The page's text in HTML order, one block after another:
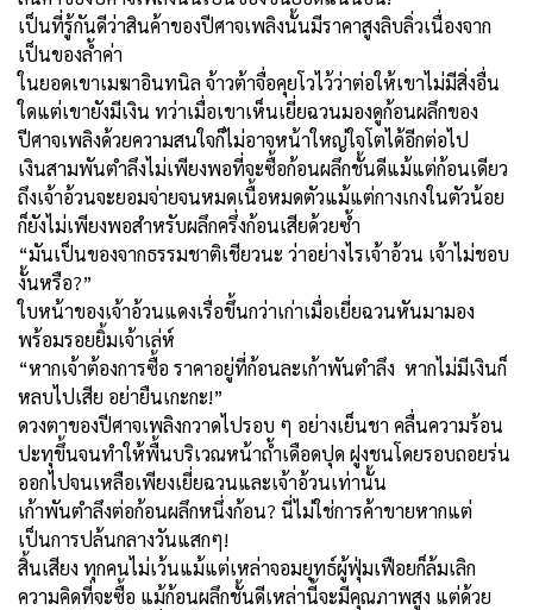
เป็นที่รู้กันดีว่าสินค้าของปีศาจเพลิงนั้นมีราคาสูงลิบลิ่วเนื่องจาก
เป็นของล้ำค่า
ในยอดเขาเมฆาอินทนิล จ้าวต้าจื่อคุยโวไว้ว่าต่อให้เขาไม่มีสิ่งอื่น
ใดแต่เขายังมีเงิน ทว่าเมื่อเขาเห็นเยี่ยฉวนมองดูก้อนผลึกของ
ปีศาจเพลิงด้วยความสนใจก็ไม่อาจหน้าใหญ่ใจโตได้อีกต่อไป
เงินสามพันตำลึงไม่เพียงพอที่จะซื้อก้อนผลึกชั้นดีแม้แต่ก้อนเดียว
ถึงเจ้าอ้วนจะยอมจ่ายจนหมดเนื้อหมดตัวแม้แต่กางเกงในตัวน้อย
ก็ยังไม่เพียงพอสำหรับผลึกครึ่งก้อนเสียด้วยซ้ำ
“มันเป็นของจากธรรมชาติเชียวนะ ว่าอย่างไรเจ้าอ้วน เจ้าไม่ชอบ
งั้นหรือ?”
ใบหน้าของเจ้าอ้วนแดงเรื่อขึ้นกว่าเก่าเมื่อเยี่ยฉวนหันมามอง
พร้อมรอยยิ้มเจ้าเล่ห์
“หากเจ้าต้องการซื้อ ราคาอยู่ที่ก้อนละเก้าพันตำลึง หากไม่มีเงินก็
หลบไปเสีย อย่ายืนเกะกะ!”
ดวงตาของปีศาจเพลิงกวาดไปรอบ ๆ อย่างเย็นชา คลื่นความร้อน
ปะทุขึ้นจนทำให้พื้นบริเวณหน้าถ้ำเดือดปุด ฝูงชนโดยรอบถอยร่น
ออกไปจนเหลือเพียงเยี่ยฉวนและเจ้าอ้วนเท่านั้น
เก้าพันตำลึงต่อก้อนผลึกหนึ่งก้อน? นี่ไม่ใช่การค้าขายหากแต่
เป็นการปล้นกลางวันแสกๆ!
สิ้นเสียง ทุกคนไม่เว้นแม้แต่เหล่าจอมยุทธ์ผู้ฟุ่มเฟือยก็ล้มเลิก
ความคิดที่จะซื้อ แม้ก้อนผลึกชั้นดีเหล่านี้จะมีคุณภาพสูง แต่ด้วย